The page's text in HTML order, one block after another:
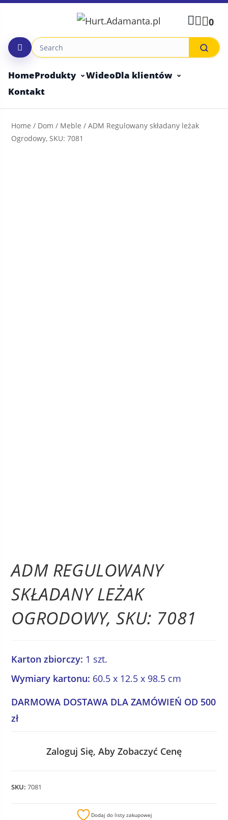
Skip
0
HomeProdukty WideoDla klientów
Kontakt
Home / Dom / Meble / ADM Regulowany składany leżak
Ogrodowy, SKU: 7081
ADM REGULOWANY
SKŁADANY LEŻAK
OGRODOWY, SKU: 7081
Karton zbiorczy: 1 szt.
Wymiary kartonu: 60.5 x 12.5 x 98.5 cm
DARMOWA DOSTAWA DLA ZAMÓWIEŃ OD 500
zł
Zaloguj Się, Aby Zobaczyć Cenę
SKU:7081
Dodaj do listy zakupowej